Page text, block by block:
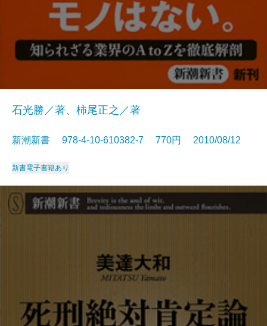
石光勝／著、柿尾正之／著
新潮新書 978-4-10-610382-7 770円 2010/08/12
新書電子書籍あり